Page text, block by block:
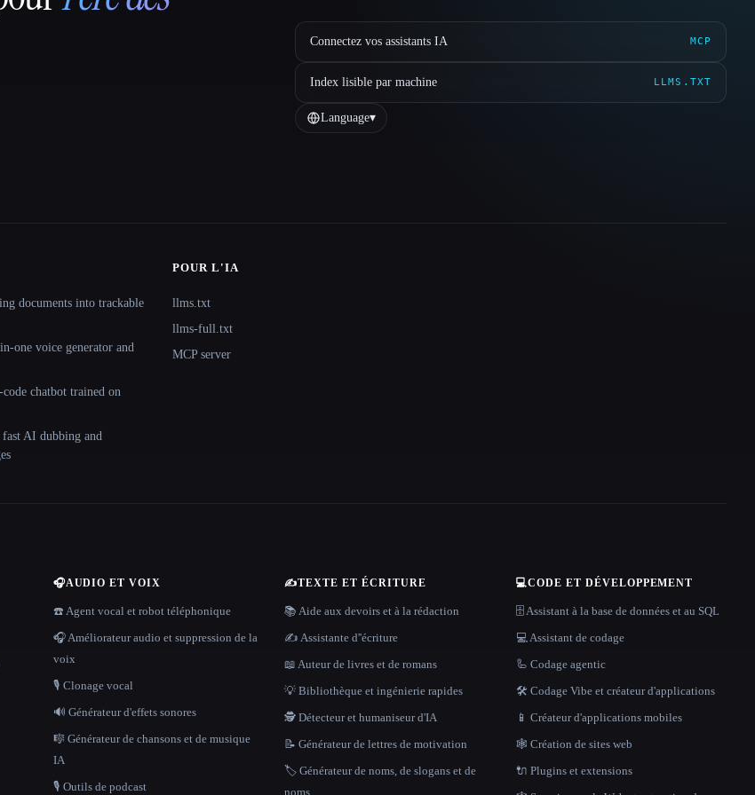
Connectez vos assistants IA MCP
Index lisible par machine LLMS.TXT
Language▾
documents into trackable
one voice generator and
chatbot trained on
AI dubbing and
POUR L'IA
llms.txt
llms-full.txt
MCP server
🎧AUDIO ET VOIX
☎️ Agent vocal et robot téléphonique
🎧 Améliorateur audio et suppression de la
voix
🎙️ Clonage vocal
🔊 Générateur d'effets sonores
🎼 Générateur de chansons et de musique
IA
🎙️ Outils de podcast
✍️TEXTE ET ÉCRITURE
📚 Aide aux devoirs et à la rédaction
✍️ Assistante d''écriture
📖 Auteur de livres et de romans
💡 Bibliothèque et ingénierie rapides
🕵️ Détecteur et humaniseur d'IA
📝 Générateur de lettres de motivation
🏷️ Générateur de noms, de slogans et de
noms
💻CODE ET DÉVELOPPEMENT
🗄️ Assistant à la base de données et au SQL
💻 Assistant de codage
🦾 Codage agentic
🛠️ Codage Vibe et créateur d'applications
📱 Créateur d'applications mobiles
🕸 Création de sites web
🔌 Plugins et extensions